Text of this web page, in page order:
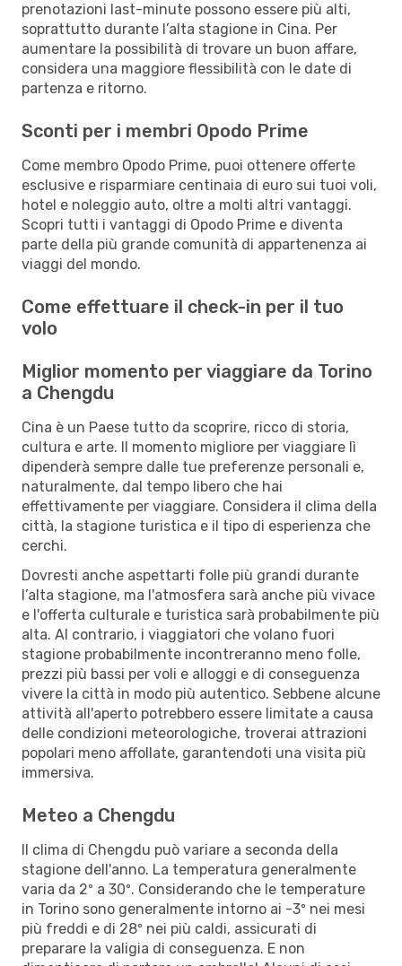
prenotazioni last-minute possono essere più alti,
soprattutto durante l’alta stagione in Cina. Per
aumentare la possibilità di trovare un buon affare,
considera una maggiore flessibilità con le date di
partenza e ritorno.
Sconti per i membri Opodo Prime
Come membro Opodo Prime, puoi ottenere offerte
esclusive e risparmiare centinaia di euro sui tuoi voli,
hotel e noleggio auto, oltre a molti altri vantaggi.
Scopri tutti i vantaggi di Opodo Prime e diventa
parte della più grande comunità di appartenenza ai
viaggi del mondo.
Come effettuare il check-in per il tuo
volo
Miglior momento per viaggiare da Torino
a Chengdu
Cina è un Paese tutto da scoprire, ricco di storia,
cultura e arte. Il momento migliore per viaggiare lì
dipenderà sempre dalle tue preferenze personali e,
naturalmente, dal tempo libero che hai
effettivamente per viaggiare. Considera il clima della
città, la stagione turistica e il tipo di esperienza che
cerchi.
Dovresti anche aspettarti folle più grandi durante
l’alta stagione, ma l'atmosfera sarà anche più vivace
e l'offerta culturale e turistica sarà probabilmente più
alta. Al contrario, i viaggiatori che volano fuori
stagione probabilmente incontreranno meno folle,
prezzi più bassi per voli e alloggi e di conseguenza
vivere la città in modo più autentico. Sebbene alcune
attività all'aperto potrebbero essere limitate a causa
delle condizioni meteorologiche, troverai attrazioni
popolari meno affollate, garantendoti una visita più
immersiva.
Meteo a Chengdu
Il clima di Chengdu può variare a seconda della
stagione dell'anno. La temperatura generalmente
varia da 2º a 30º. Considerando che le temperature
in Torino sono generalmente intorno ai -3º nei mesi
più freddi e di 28º nei più caldi, assicurati di
preparare la valigia di conseguenza. E non